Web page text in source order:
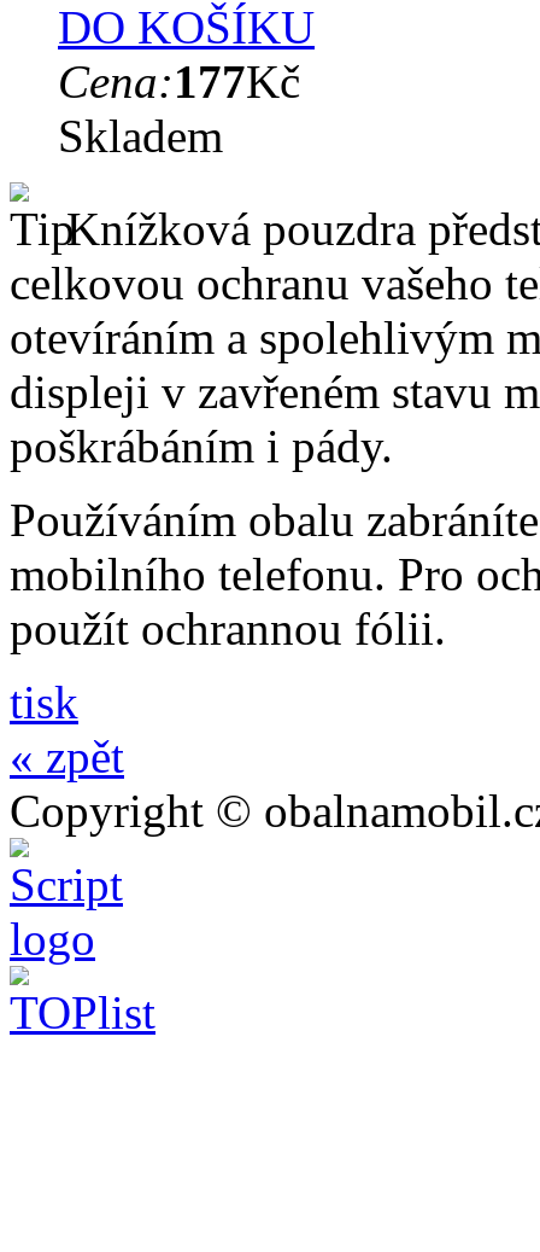
DO KOŠÍKU
Cena:177Kč
Skladem
Knížková pouzdra
celkovou ochranu vašeho
otevíráním a spolehlivým
displeji v zavřeném stavu
poškrábáním i pády.
Používáním obalu
mobilního telefonu. Pro
použít ochrannou fólii.
tisk
« zpět
Copyright ©